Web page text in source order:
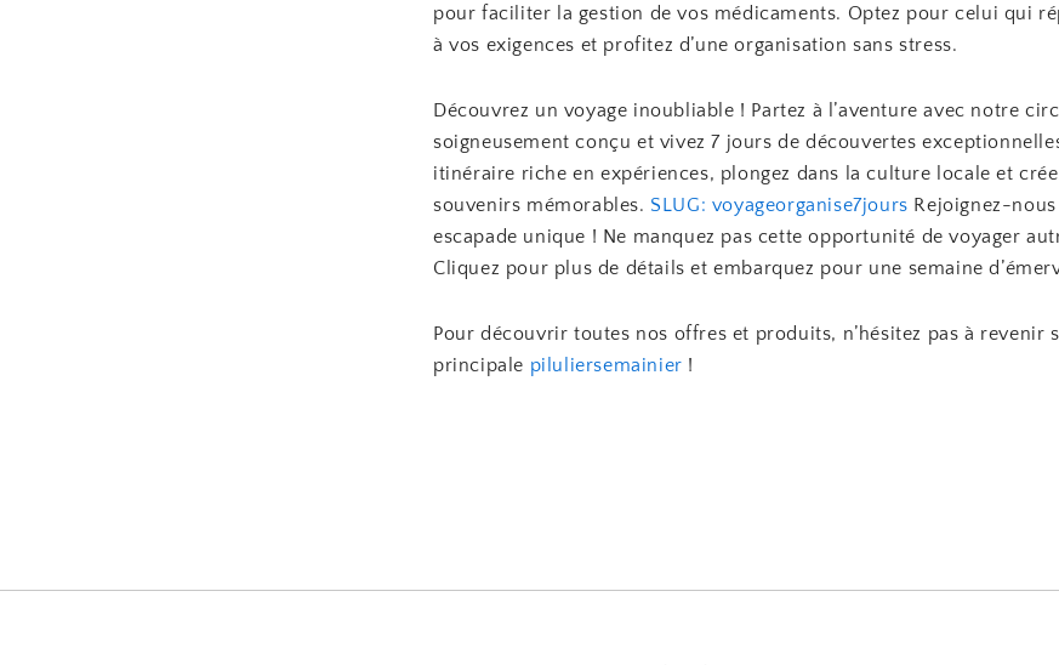
pour faciliter la gestion de vos médicaments. Optez pour celui qui
à vos exigences et profitez d’une organisation sans stress.
Découvrez un voyage inoubliable ! Partez à l’aventure avec notre
soigneusement conçu et vivez 7 jours de découvertes
itinéraire riche en expériences, plongez dans la culture locale et
souvenirs mémorables. SLUG: voyageorganise7jours Rejoignez-
escapade unique ! Ne manquez pas cette opportunité de voyager
Cliquez pour plus de détails et embarquez pour une semaine
Pour découvrir toutes nos offres et produits, n’hésitez pas à revenir
principale piluliersemainier !